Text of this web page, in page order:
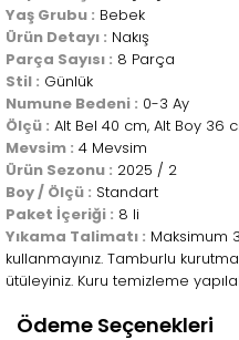
Yaş Grubu : Bebek
Ürün Detayı : Nakış
Parça Sayısı : 8 Parça
Stil : Günlük
Numune Bedeni : 0-3 Ay
Ölçü : Alt Bel 40 cm, Alt Boy 36
Mevsim : 4 Mevsim
Ürün Sezonu : 2025 / 2
Boy / Ölçü : Standart
Paket İçeriği : 8 li
Yıkama Talimatı : Maksimum
kullanmayınız. Tamburlu
ütüleyiniz. Kuru temizleme
Ödeme Seçenekleri